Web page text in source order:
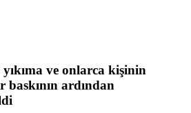
ve onlarca kişinin
baskının ardından